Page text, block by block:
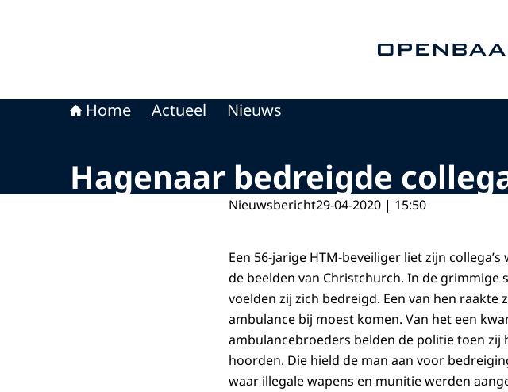
Home Actueel Nieuws
Hagenaar bedreigde
Nieuwsbericht29-04-2020 | 15:50
Een 56-jarige HTM-beveiliger liet zijn collega’s
de beelden van Christchurch. In de grimmige
voelden zij zich bedreigd. Een van hen raakte
ambulance bij moest komen. Van het een
ambulancebroeders belden de politie toen
hoorden. Die hield de man aan voor
waar illegale wapens en munitie werden